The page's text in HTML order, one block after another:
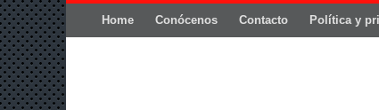
Home Conócenos Contacto Política y